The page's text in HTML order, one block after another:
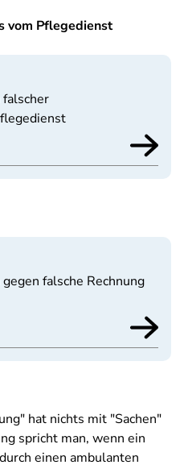
vom Pflegedienst
falsche Rechnung
hat nichts mit "Sachen"
spricht man, wenn ein
einen ambulanten